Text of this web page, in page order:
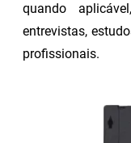
quando
entrevistas,
profissionais.